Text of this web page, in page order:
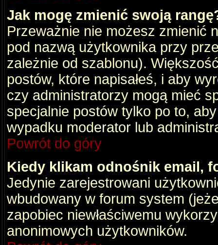
Jak mogę zmienić swoją
Przeważnie nie możesz zmienić
pod nazwą użytkownika przy
zależnie od szablonu).
postów, które napisałeś, i aby
czy administratorzy mogą mieć
specjalnie postów tylko po to,
wypadku moderator lub
Powrót do góry
Kiedy klikam odnośnik email,
Jedynie zarejestrowani
wbudowany w forum system
zapobiec niewłaściwemu
anonimowych użytkowników.